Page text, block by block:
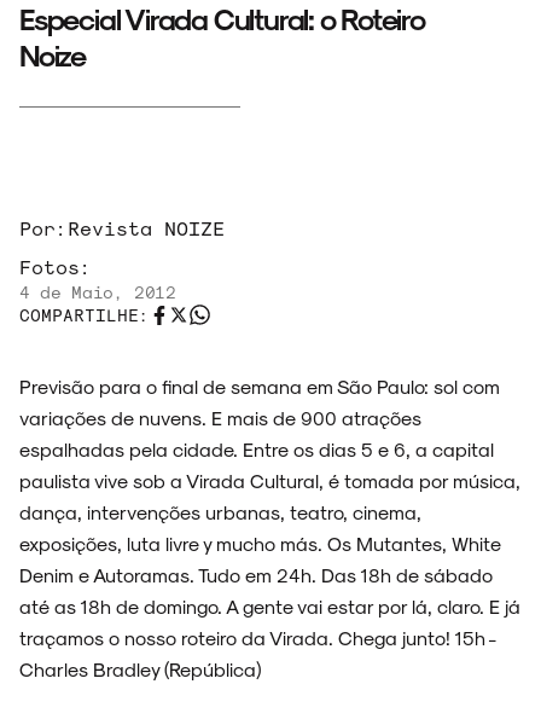
ESPECIAIS
FAIXA A FAIXA
Especial Virada Cultural: o Roteiro
Noize
Por: Revista NOIZE
Fotos:
4 de Maio, 2012
COMPARTILHE:
Previsão para o final de semana em São Paulo: sol com
variações de nuvens. E mais de 900 atrações
espalhadas pela cidade. Entre os dias 5 e 6, a capital
paulista vive sob a Virada Cultural, é tomada por música,
dança, intervenções urbanas, teatro, cinema,
exposições, luta livre y mucho más. Os Mutantes, White
Denim e Autoramas. Tudo em 24h. Das 18h de sábado
até as 18h de domingo. A gente vai estar por lá, claro. E já
traçamos o nosso roteiro da Virada. Chega junto! 15h -
Charles Bradley (República)